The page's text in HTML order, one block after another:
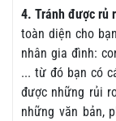
4. Tránh được rủ
toàn diện cho
nhân gia đình:
... từ đó bạn có
được những rủi
những văn bản,